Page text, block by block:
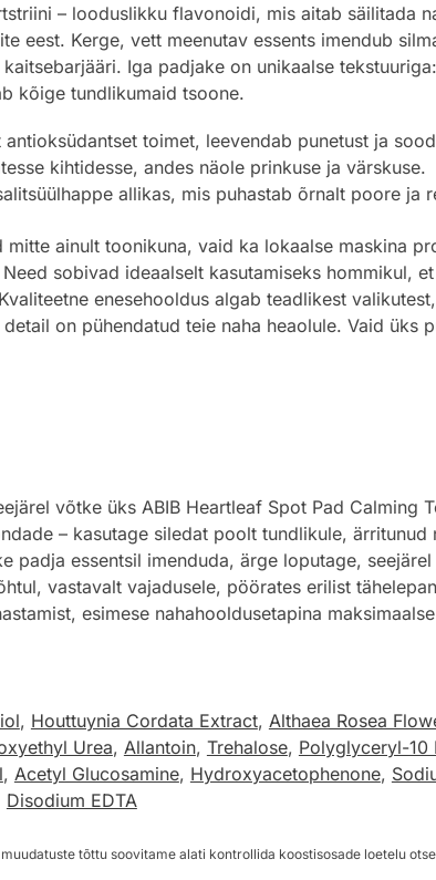
– looduslikku flavonoidi, mis aitab säilitada
eest. Kerge, vett meenutav essents imendub
Iga padjake on unikaalse
kõige tundlikumaid tsoone.
toimet, leevendab punetust ja
kihtidesse, andes näole prinkuse ja värskuse.
allikas, mis puhastab õrnalt poore ja
ainult toonikuna, vaid ka lokaalse maskina
sobivad ideaalselt kasutamiseks hommikul,
enesehooldus algab teadlikest
on pühendatud teie naha heaolule. Vaid üks
võtke üks ABIB Heartleaf Spot Pad Calming
– kasutage siledat poolt tundlikule,
padja essentsil imenduda, ärge loputage,
vastavalt vajadusele, pöörates erilist
esimese nahahooldusetapina
, Houttuynia Cordata Extract, Althaea Rosea
Urea, Allantoin, Trehalose, Polyglyceryl-10
, Acetyl Glucosamine, Hydroxyacetophenone,
Disodium EDTA
tõttu soovitame alati kontrollida koostisosade loetelu